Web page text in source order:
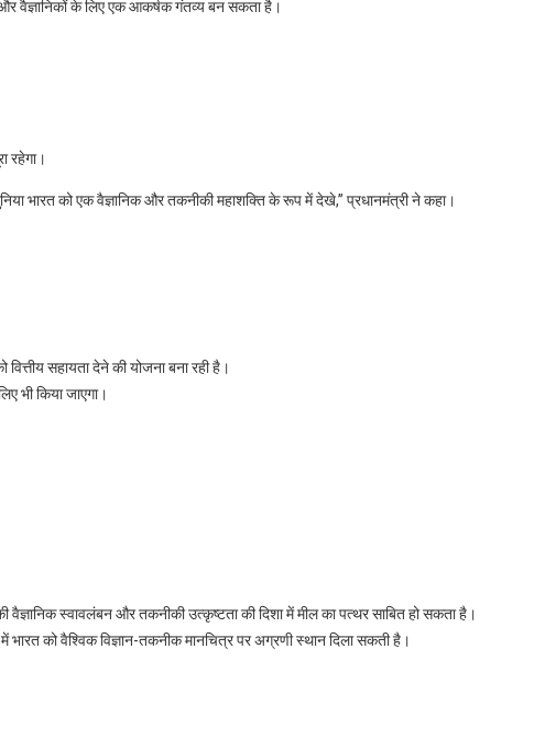
वैज्ञानिकों के लिए एक आकर्षक गंतव्य बन सकता है।
रहेगा।
भारत को एक वैज्ञानिक और तकनीकी महाशक्ति के रूप में देखे,” प्रधानमंत्री ने कहा।
सहायता देने की योजना बना रही है।
भी किया जाएगा।
वैज्ञानिक स्वावलंबन और तकनीकी उत्कृष्टता की दिशा में मील का पत्थर साबित हो सकता है।
भारत को वैश्विक विज्ञान-तकनीक मानचित्र पर अग्रणी स्थान दिला सकती है।